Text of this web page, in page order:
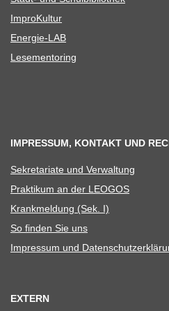
Impro­Kul­tur
Ener­­gie-LAB
Lese­men­to­ring
IMPRESSUM, KONTAKT UND
Sekre­ta­riate und Verwaltung
Prak­ti­kum an der LEOGOS
Krank­mel­dung (Sek. I)
So fin­den Sie uns
Impres­sum und
EXTERN